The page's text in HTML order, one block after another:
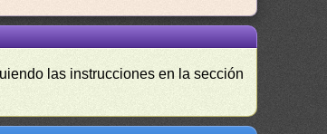
las instrucciones en la sección